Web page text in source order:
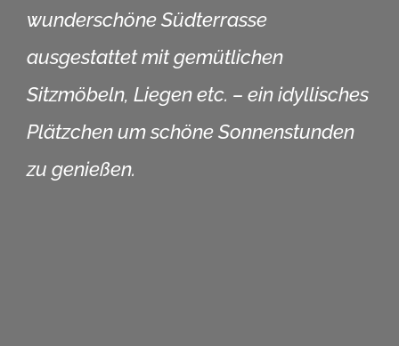
wunderschöne Südterrasse
ausgestattet mit gemütlichen
Sitzmöbeln, Liegen etc. – ein idyllisches
Plätzchen um schöne Sonnenstunden
zu genießen.